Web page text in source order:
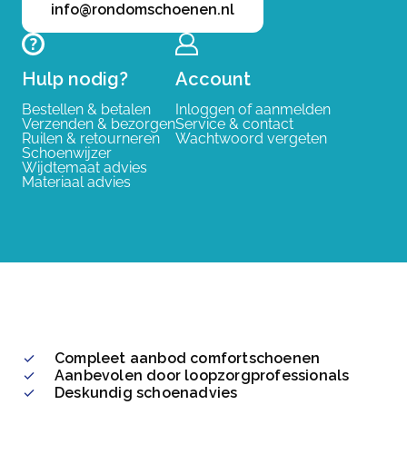
info@rondomschoenen.nl
Hulp nodig?
Bestellen & betalen
Verzenden & bezorgen
Ruilen & retourneren
Schoenwijzer
Wijdtemaat advies
Materiaal advies
Account
Inloggen of aanmelden
Service & contact
Wachtwoord vergeten
Compleet aanbod comfortschoenen
Aanbevolen door loopzorgprofessionals
Deskundig schoenadvies